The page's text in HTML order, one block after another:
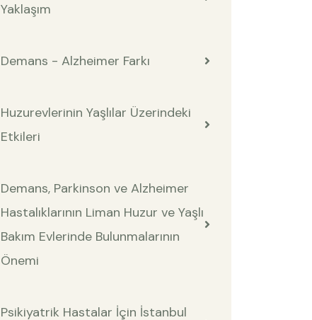
Yaklaşım
Demans - Alzheimer Farkı
Huzurevlerinin Yaşlılar Üzerindeki
Etkileri
Demans, Parkinson ve Alzheimer
Hastalıklarının Liman Huzur ve Yaşlı
Bakım Evlerinde Bulunmalarının
Önemi
Psikiyatrik Hastalar İçin İstanbul